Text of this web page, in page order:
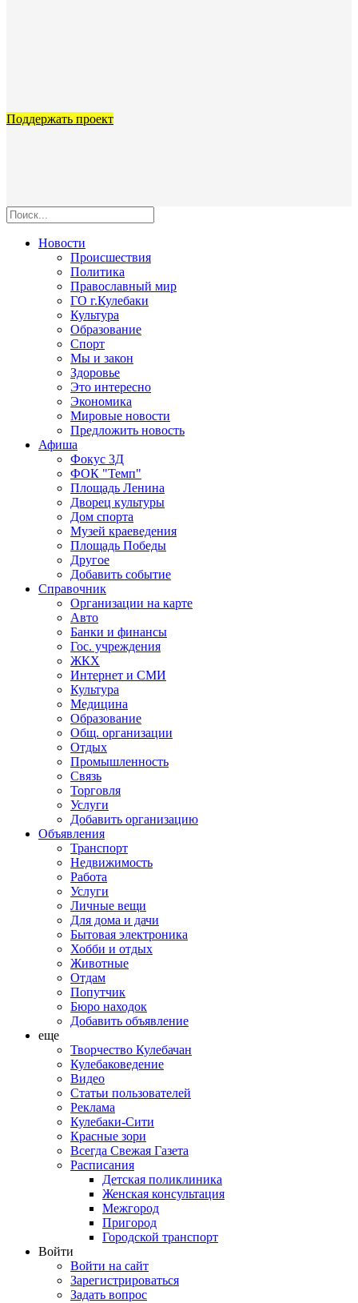
Поддержать проект
Новости
Происшествия
Политика
Православный мир
ГО г.Кулебаки
Культура
Образование
Спорт
Мы и закон
Здоровье
Это интересно
Экономика
Мировые новости
Предложить новость
Афиша
Фокус 3Д
ФОК "Темп"
Площадь Ленина
Дворец культуры
Дом спорта
Музей краеведения
Площадь Победы
Другое
Добавить событие
Справочник
Организации на карте
Авто
Банки и финансы
Гос. учреждения
ЖКХ
Интернет и СМИ
Культура
Медицина
Образование
Общ. организации
Отдых
Промышленность
Связь
Торговля
Услуги
Добавить организацию
Объявления
Транспорт
Недвижимость
Работа
Услуги
Личные вещи
Для дома и дачи
Бытовая электроника
Хобби и отдых
Животные
Отдам
Попутчик
Бюро находок
Добавить объявление
еще
Творчество Кулебачан
Кулебаковедение
Видео
Статьи пользователей
Реклама
Кулебаки-Сити
Красные зори
Всегда Свежая Газета
Расписания
Детская поликлиника
Женская консультация
Межгород
Пригород
Городской транспорт
Войти
Войти на сайт
Зарегистрироваться
Задать вопрос